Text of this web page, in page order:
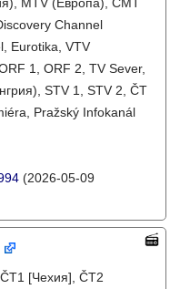
Channel
Eurotika, VTV
1, ORF 2, TV Sever,
STV 1, STV 2, ČT
Pražský Infokanál
(2026-05-09
[Чехия], ČT2